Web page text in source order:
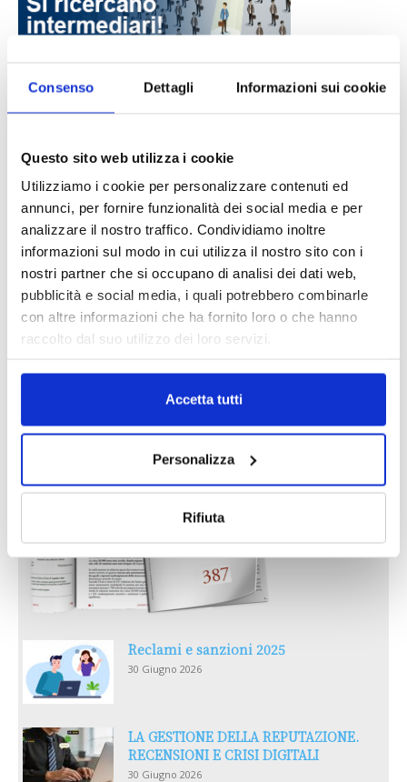
Consenso Dettagli Informazioni sui cookie
Questo sito web utilizza i cookie
Utilizziamo i cookie per personalizzare contenuti ed
annunci, per fornire funzionalità dei social media e per
analizzare il nostro traffico. Condividiamo inoltre
informazioni sul modo in cui utilizza il nostro sito con i
nostri partner che si occupano di analisi dei dati web,
pubblicità e social media, i quali potrebbero combinarle
con altre informazioni che ha fornito loro o che hanno
raccolto dal suo utilizzo dei loro servizi.
Accetta tutti
Personalizza
Rifiuta
Prima Assicurazioni: grande
partecipazione alla Convention degli
intermediari partner 2026
MAGNIFICA HUMANITAS (l’impatto
dell’IA sul futuro e oltre)
1 Luglio 2026
IL MENSILE ASSINEWS LUGLIO-
AGOSTO 2026
Reclami e sanzioni 2025
30 Giugno 2026
LA GESTIONE DELLA REPUTAZIONE.
RECENSIONI E CRISI DIGITALI
30 Giugno 2026